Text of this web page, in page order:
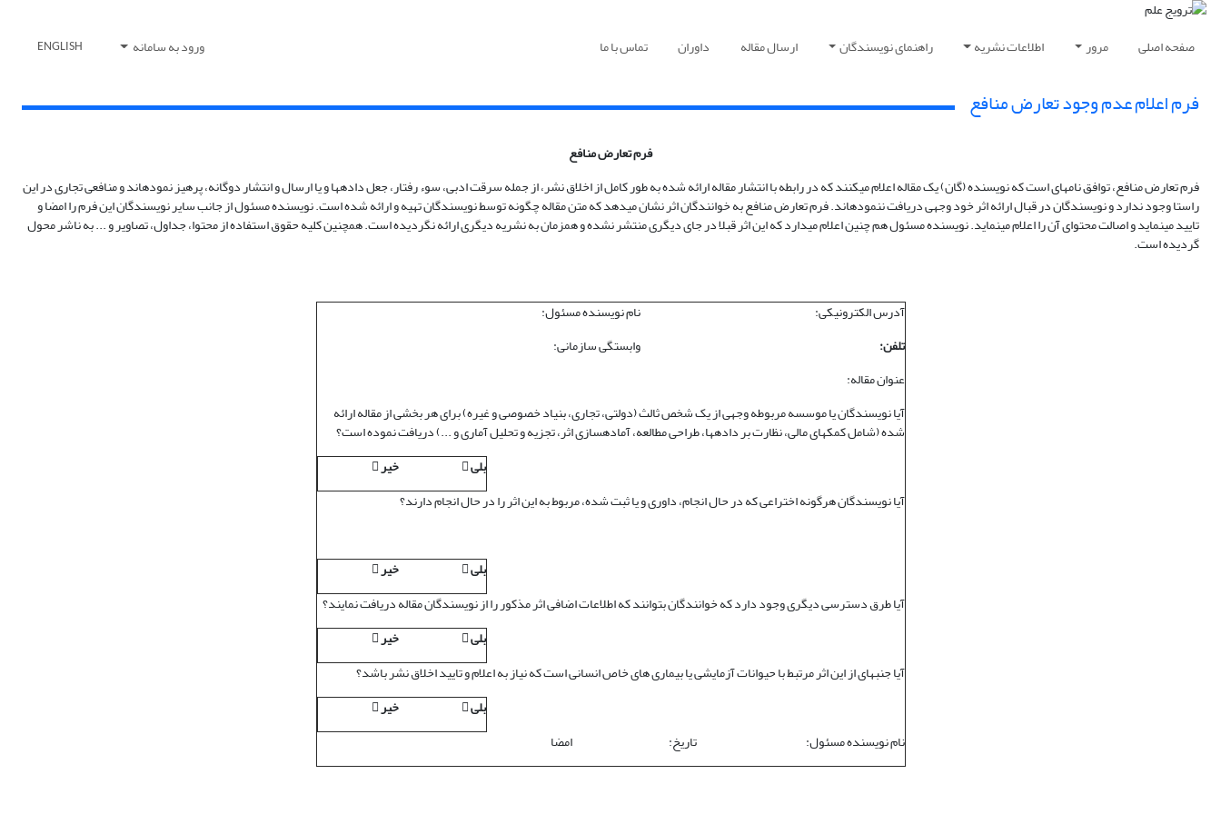
صفحه اصلی مرور اطلاعات نشریه راهنمای نویسندگان ارسال مقاله داوران تماس با ما ورود به سامانه ENGLISH
فرم اعلام عدم وجود تعارض منافع
فرم تعارض منافع
فرم تعارض منافع، توافق نامه‏ای است که نویسنده (گان) یک مقاله اعلام می‏کنند که در رابطه با انتشار مقاله ارائه شده به طور کامل از اخلاق نشر، از جمله سرقت ادبی، سوء رفتار، جعل داده‏ها و یا ارسال و انتشار دوگانه، پرهیز نموده‏اند و منافعی تجاری در این
راستا وجود ندارد و نویسندگان در قبال ارائه اثر خود وجهی دریافت ننموده‏اند. فرم تعارض منافع به خوانندگان اثر نشان می‏دهد که متن مقاله چگونه توسط نویسندگان تهیه و ارائه شده است. نویسنده مسئول از جانب سایر نویسندگان این فرم را امضا و
تایید می‏‏نماید و اصالت محتوای آن را اعلام می‏‏نماید. نویسنده مسئول هم چنین اعلام می‏دارد که این اثر قبلا در جای دیگری منتشر نشده و همزمان به نشریه دیگری ارائه نگردیده است. همچنین کلیه حقوق استفاده از محتوا، جداول، تصاویر و ... به ناشر محول
گردیده است.
آدرس الکترونیکی:
نام نویسنده مسئول:
تلفن:
وابستگی سازمانی:
عنوان مقاله:
آیا نویسندگان یا موسسه مربوطه وجهی از یک شخص ثالث (دولتی، تجاری، بنیاد خصوصی و غیره) برای هر بخشی از مقاله ارائه
شده (شامل کمک‏های مالی، نظارت بر داده‏ها، طراحی مطالعه، آماده‏سازی اثر، تجزیه و تحلیل آماری و ...) دریافت نموده است؟
بلی خیر
آیا نویسندگان هرگونه اختراعی که در حال انجام، داوری و یا ثبت شده، مربوط به این اثر را در حال انجام دارند؟
بلی خیر
آیا طرق دسترسی دیگری وجود دارد که خوانندگان بتوانند که اطلاعات اضافی اثر مذکور را از نویسندگان مقاله دریافت نمایند؟
بلی خیر
آیا جنبه‏ای از این اثر مرتبط با حیوانات آزمایشی یا بیماری های خاص انسانی است که نیاز به اعلام و تایید اخلاق نشر باشد؟
بلی خیر
نام نویسنده مسئول: تاریخ: امضا